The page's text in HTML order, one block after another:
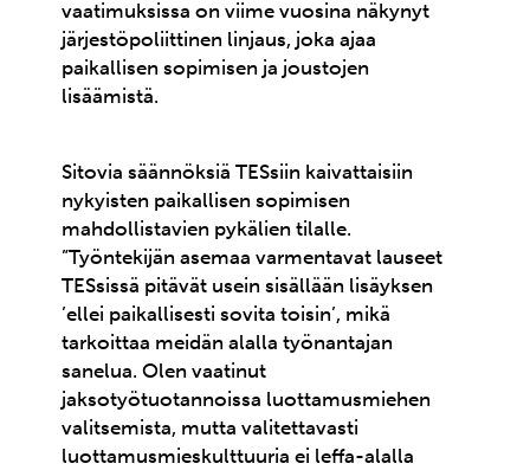
vaatimuksissa on viime vuosina näkynyt
järjestöpoliittinen linjaus, joka ajaa
paikallisen sopimisen ja joustojen
lisäämistä.
Sitovia säännöksiä TESsiin kaivattaisiin
nykyisten paikallisen sopimisen
mahdollistavien pykälien tilalle.
”Työntekijän asemaa varmentavat lauseet
TESsissä pitävät usein sisällään lisäyksen
’ellei paikallisesti sovita toisin’, mikä
tarkoittaa meidän alalla työnantajan
sanelua. Olen vaatinut
jaksotyötuotannoissa luottamusmiehen
valitsemista, mutta valitettavasti
luottamusmieskulttuuria ei leffa-alalla